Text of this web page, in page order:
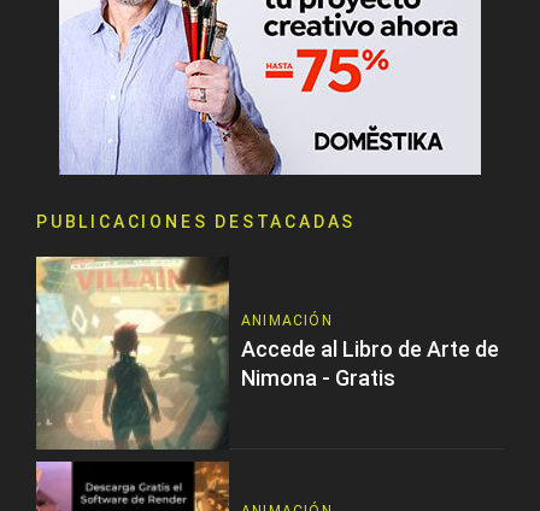
PUBLICACIONES DESTACADAS
ANIMACIÓN
Accede al Libro de Arte de
Nimona - Gratis